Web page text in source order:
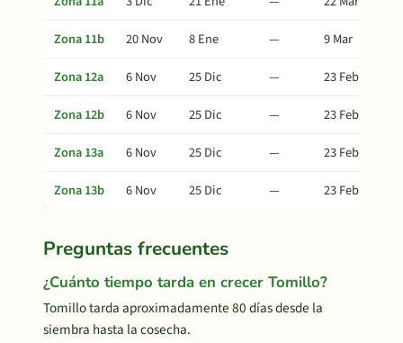
Zona 11b
20 Nov 8 Ene —
9 Mar
Zona 12a
6 Nov 25 Dic —
23 Feb
Zona 12b
6 Nov 25 Dic —
23 Feb
Zona 13a
6 Nov 25 Dic —
23 Feb
Zona 13b
6 Nov 25 Dic — 23 Feb
Preguntas frecuentes
¿Cuánto tiempo tarda en crecer Tomillo?
Tomillo tarda aproximadamente 80 días desde la
siembra hasta la cosecha.